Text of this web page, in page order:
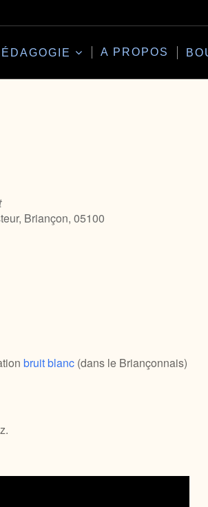
A PROPOS
Briançon, 05100
bruit blanc (dans le Briançonnais)